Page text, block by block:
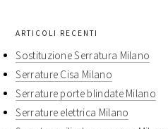
ARTICOLI RECENTI
Sostituzione Serratura Milano
Serrature Cisa Milano
Serrature porte blindate Milano
Serrature elettrica Milano